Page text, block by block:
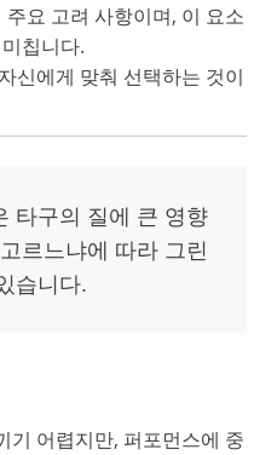
요 고려 사항이며, 이 요소
칩니다.
신에게 맞춰 선택하는 것이
타구의 질에 큰 영향
르느냐에 따라 그린
습니다.
기 어렵지만, 퍼포먼스에 중